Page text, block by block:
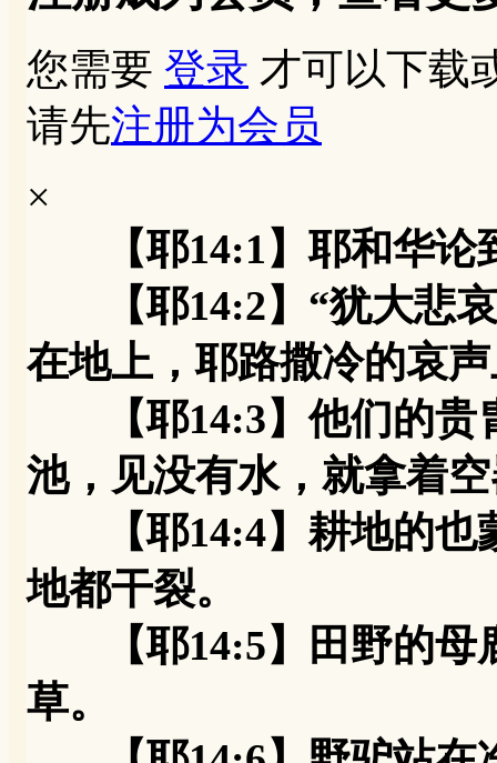
您需要 登录 才可以下载
请先注册为会员
×
【耶14:1】耶和华
【耶14:2】“犹大悲哀
在地上，耶路撒冷的哀
【耶14:3】他们的贵
池，见没有水，就拿着
【耶14:4】耕地的也
地都干裂。
【耶14:5】田野的母
草。